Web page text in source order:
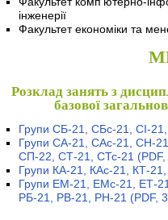
інженерії
Факультет економіки та
Розклад занять з
базової
Групи СБ-21, СБс-21, СІ-
Групи СА-21, САс-21, СН-
СП-22, СТ-21, СТс-21
Групи КА-21, КАс-21, КТ-
Групи ЕМ-21, ЕМс-21, ЕТ-
РБ-21, РВ-21, РН-21 (PDF,